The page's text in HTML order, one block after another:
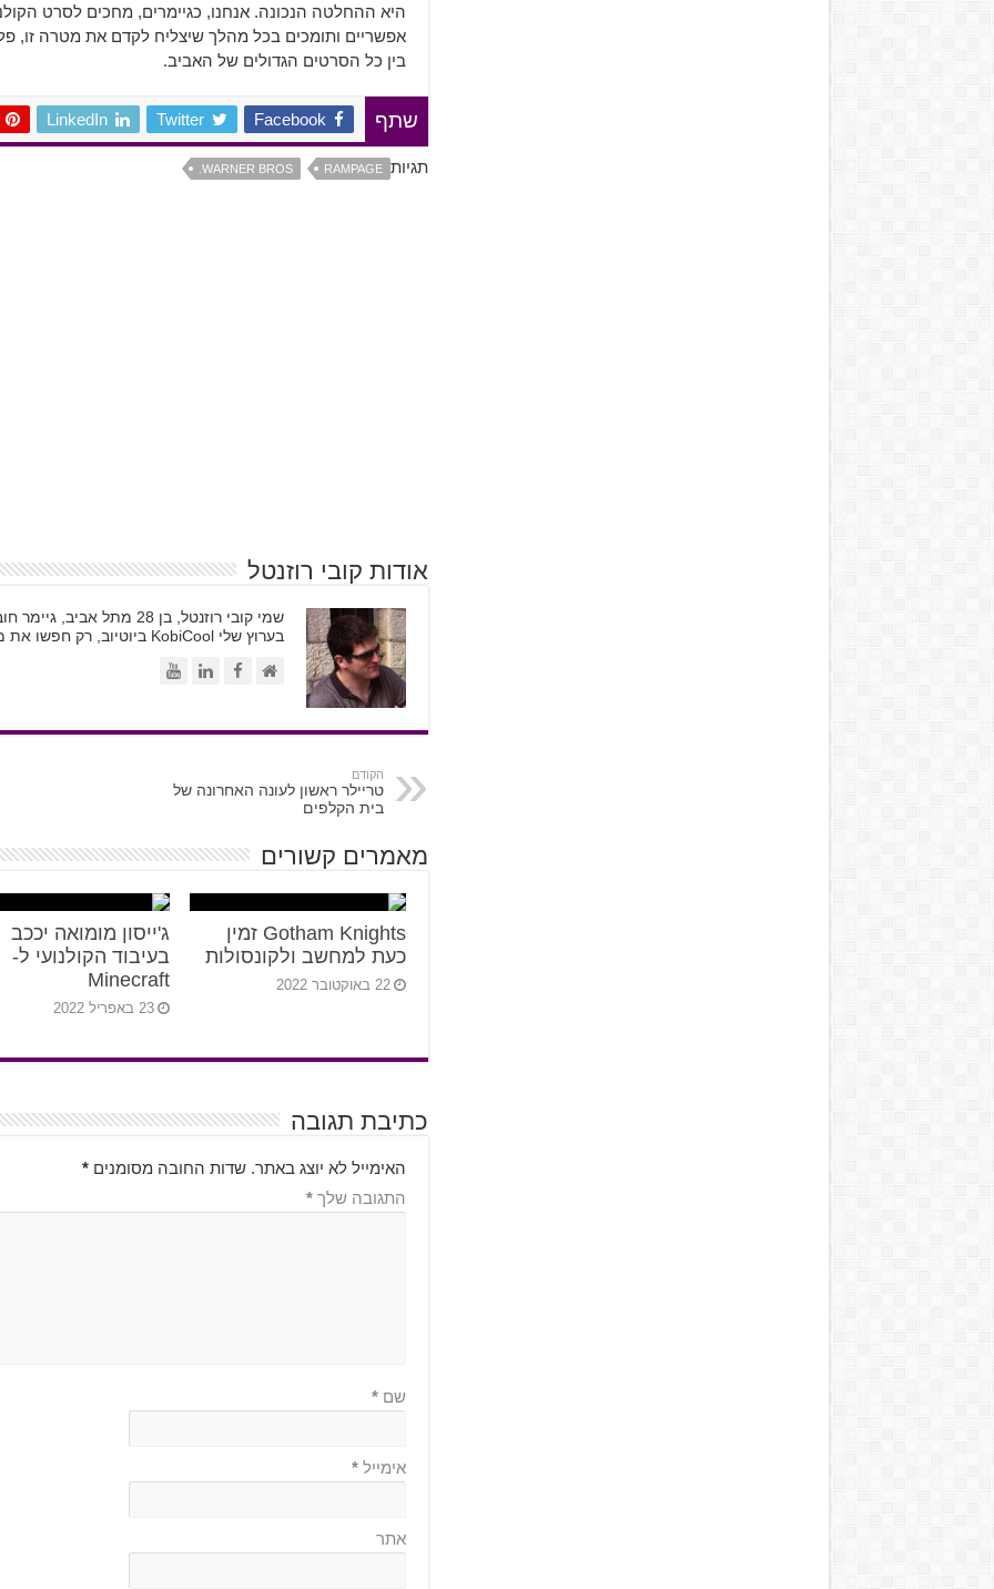
היא ההחלטה הנכונה. אנחנו, כגיימרים, מחכים לסרט
אפשריים ותומכים בכל מהלך שיצליח לקדם את מטרה זו,
בין כל הסרטים הגדולים של האביב.
שתף Facebook
Twitter
LinkedIn
תגיות RAMPAGE
WARNER BROS.
אודות קובי רוזנטל
בערוץ שלי KobiCool ביוטיוב, רק חפשו את משקפי השמש
הקודם
טריילר ראשון לעונה האחרונה של
בית הקלפים
מאמרים קשורים
Gotham Knights זמין
כעת למחשב ולקונסולות
22 באוקטובר 2022
ג'ייסון מומואה יככב
בעיבוד הקולנועי ל-
Minecraft
23 באפריל 2022
כתיבת תגובה
האימייל לא יוצג באתר. שדות החובה מסומנים*
התגובה שלך*
שם*
אימייל*
אתר